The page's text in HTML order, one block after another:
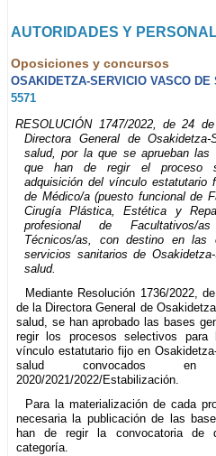
AUTORIDADES Y
Oposiciones y concursos
OSAKIDETZA-SERVICIO VASCO DE
5571
RESOLUCIÓN 1747/2022, de 24
Directora General de
salud, por la que se aprueban las
que han de regir el proceso
adquisición del vínculo estatutario
de Médico/a (puesto funcional de
Cirugía Plástica, Estética y
profesional de Facultativos/
Técnicos/as, con destino en las
servicios sanitarios de
salud.
Mediante Resolución 1736/2022,
de la Directora General de
salud, se han aprobado las bases
regir los procesos selectivos para
vínculo estatutario fijo en
salud convocados
2020/2021/2022/Estabilización.
Para la materialización de cada
necesaria la publicación de las
han de regir la convocatoria de
categoría.